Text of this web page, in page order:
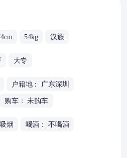
54kg 汉族
大专
户籍地： 广东深圳
购车： 未购车
烟 喝酒： 不喝酒